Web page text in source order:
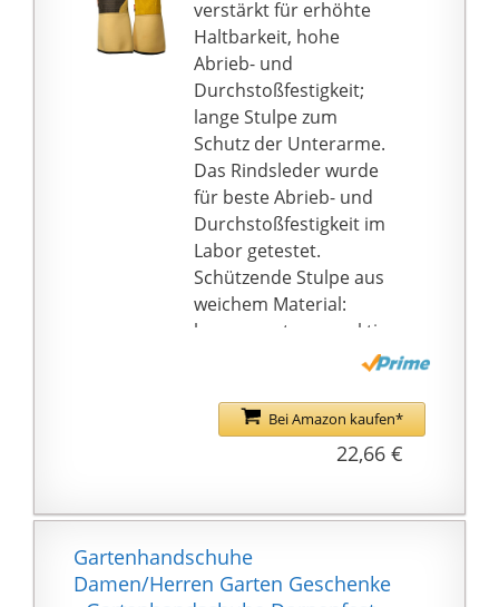
verhindern, dass Ihre
Arme Giftefeu
ausgesetzt sind.
Details der
Gartenhandschuhe:
Verlängerte
Ellenbogenlänge – 21
cm; verstärkte
pannensichere
Handfläche und
Fingerspitzen;
hochwertiges
Hände flexibel für
Gartenwerkzeuge.
Lange Ärmel
perfekte Passform für
Frauen und Männer.
verstärkt für erhöhte
Haltbarkeit, hohe
Abrieb- und
Durchstoßfestigkeit;
lange Stulpe zum
Schutz der Unterarme.
Das Rindsleder wurde
für beste Abrieb- und
Durchstoßfestigkeit im
Labor getestet.
Schützende Stulpe aus
weichem Material:
bequem, atmungsaktiv,
Rosensträucher und
große Dornen: Zum
Zurückschneiden und
Rosenstöcken.
Die Stulpe schützt Ihre
Haut vor Kratzern. Das
Material ist reißfest.
Bei Amazon kaufen*
22,66 €
Gartenhandschuhe
Damen/Herren Garten Geschenke